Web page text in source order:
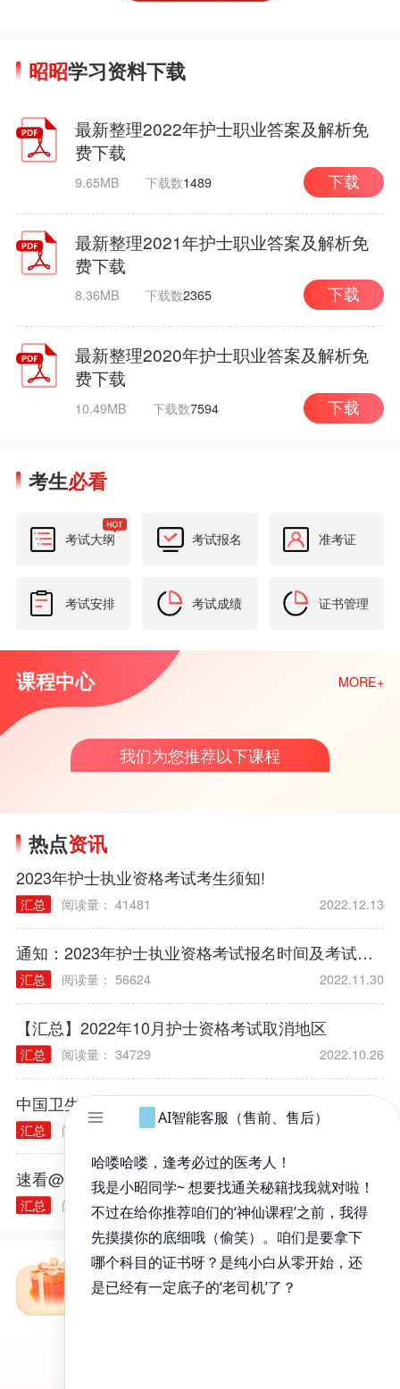
昭昭学习资料下载
最新整理2022年护士职业答案及解析免
费下载
9.65MB 下载数1489 下载
最新整理2021年护士职业答案及解析免
费下载
8.36MB 下载数2365 下载
最新整理2020年护士职业答案及解析免
费下载
10.49MB 下载数7594 下载
考生必看
考试大纲 考试报名 准考证
考试安排 考试成绩 证书管理
课程中心 MORE+
我们为您推荐以下课程
热点资讯
2023年护士执业资格考试考生须知!
汇总 阅读量： 41481 2022.12.13
通知：2023年护士执业资格考试报名时间及考试时间
汇总 阅读量： 56624 2022.11.30
【汇总】2022年10月护士资格考试取消地区
汇总 阅读量： 34729 2022.10.26
中国卫生人才网发布关于另行组织2022年护士执业资格考试的公告
汇总 阅读量： 11875
速看@所有人，2023护士考试网上报名入口即将关闭
汇总 阅读量： 32332 2022.12.27
免费备考资料包